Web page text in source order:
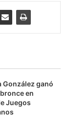
González ganó
en
Juegos